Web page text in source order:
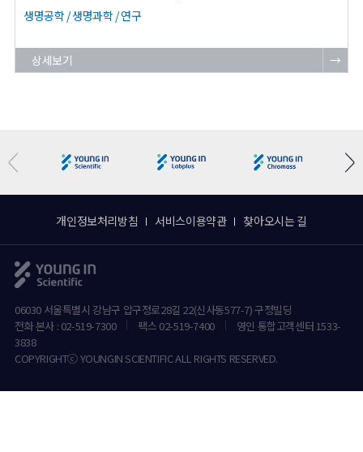
생명공학 / 생명과학 / 연구
상세보기 →
개인정보처리방침 서비스이용약관 찾아오시는 길
06030 서울특별시 강남구 압구정로28길 22(신사동577-7) 구정빌딩
전화 본사 : 02-519-7300
팩스 02-519-7400
영인 통합고객센터 1533-
3838
COPYRIGHTⓒ YOUNGIN SCIENTIFIC ALL RIGHTS RESERVED.